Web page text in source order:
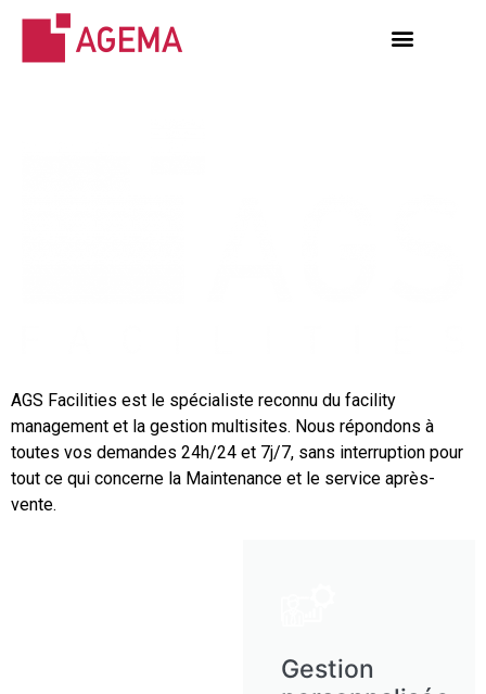
AGS Facilities est le spécialiste reconnu du facility
management et la gestion multisites. Nous répondons à
toutes vos demandes 24h/24 et 7j/7, sans interruption pour
tout ce qui concerne la Maintenance et le service après-
vente.
Gestion